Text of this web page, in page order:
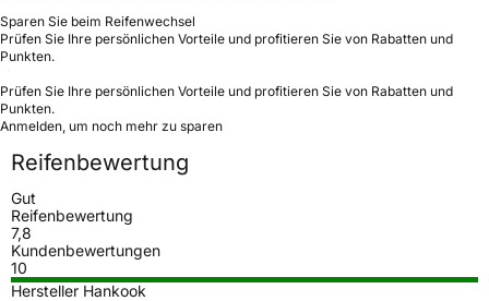
Sparen Sie beim Reifenwechsel
Prüfen Sie Ihre persönlichen Vorteile und profitieren Sie von Rabatten und
Punkten.
Prüfen Sie Ihre persönlichen Vorteile und profitieren Sie von Rabatten und
Punkten.
Anmelden, um noch mehr zu sparen
Reifenbewertung
Gut
Reifenbewertung
7,8
Kundenbewertungen
10
Hersteller Hankook